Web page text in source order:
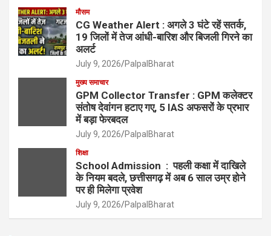
मौसम
CG Weather Alert : अगले 3 घंटे रहें सतर्क,
19 जिलों में तेज आंधी-बारिश और बिजली गिरने का
अलर्ट
July 9, 2026 PalpalBharat
मुख्य समाचार
GPM Collector Transfer : GPM कलेक्टर
संतोष देवांगन हटाए गए, 5 IAS अफसरों के प्रभार
में बड़ा फेरबदल
July 9, 2026 PalpalBharat
शिक्षा
School Admission : पहली कक्षा में दाखिले
के नियम बदले, छत्तीसगढ़ में अब 6 साल उम्र होने
पर ही मिलेगा प्रवेश
July 9, 2026 PalpalBharat